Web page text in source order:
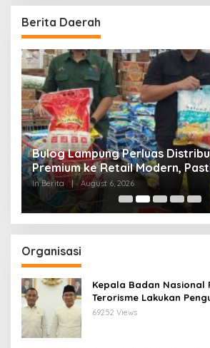
Berita Daerah
Bulog Lampung Perluas
Premium ke Retail Modern,
Aman
In Berita | August 6, 2026
Organisasi
Kepala Badan Nasional
Terorisme Lakukan
Ketua Pengurus Besar
69252 Views